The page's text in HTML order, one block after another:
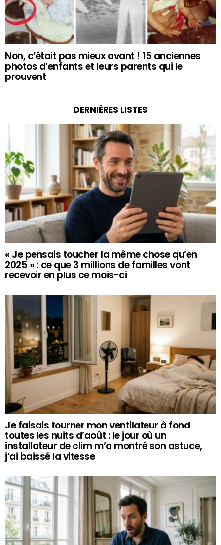
Non, c’était pas mieux avant ! 15 anciennes
photos d’enfants et leurs parents qui le
prouvent
DERNIÈRES LISTES
« Je pensais toucher la même chose qu’en
2025 » : ce que 3 millions de familles vont
recevoir en plus ce mois-ci
Je faisais tourner mon ventilateur à fond
toutes les nuits d’août : le jour où un
installateur de clim m’a montré son astuce,
j’ai baissé la vitesse